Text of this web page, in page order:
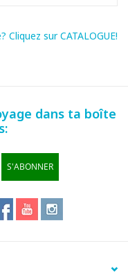
sur CATALOGUE!
dans ta boîte
S'ABONNER